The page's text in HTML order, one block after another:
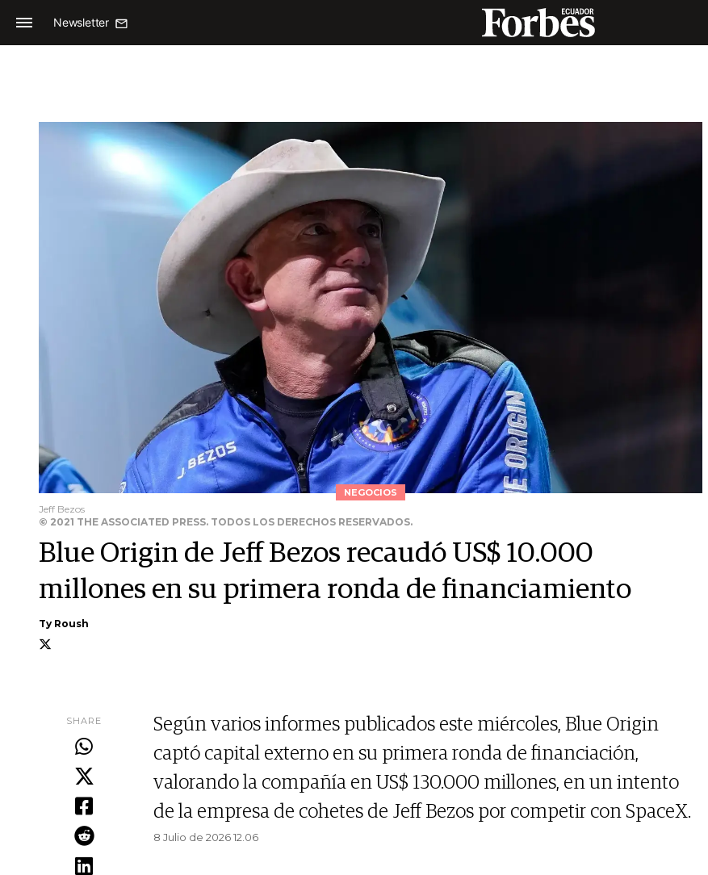
Newsletter
NEGOCIOS
Jeff Bezos
© 2021 THE ASSOCIATED PRESS. TODOS LOS DERECHOS RESERVADOS.
Blue Origin de Jeff Bezos recaudó US$ 10.000
millones en su primera ronda de financiamiento
Ty Roush
SHARE
Según varios informes publicados este miércoles, Blue Origin
captó capital externo en su primera ronda de financiación,
valorando la compañía en US$ 130.000 millones, en un intento
de la empresa de cohetes de Jeff Bezos por competir con SpaceX.
8 Julio de 2026 12.06